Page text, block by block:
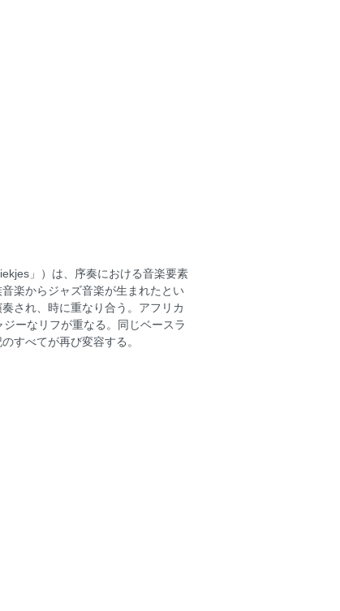
」）は、序奏における音楽要素
楽からジャズ音楽が生まれたとい
され、時に重なり合う。アフリカ
ーなリフが重なる。同じベースラ
すべてが再び変容する。